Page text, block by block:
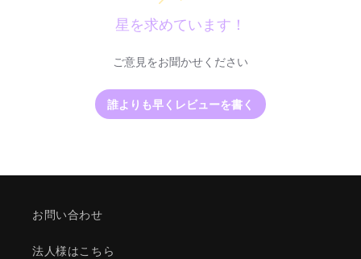
星を求めています！
ご意見をお聞かせください
誰よりも早くレビューを書く
お問い合わせ
法人様はこちら